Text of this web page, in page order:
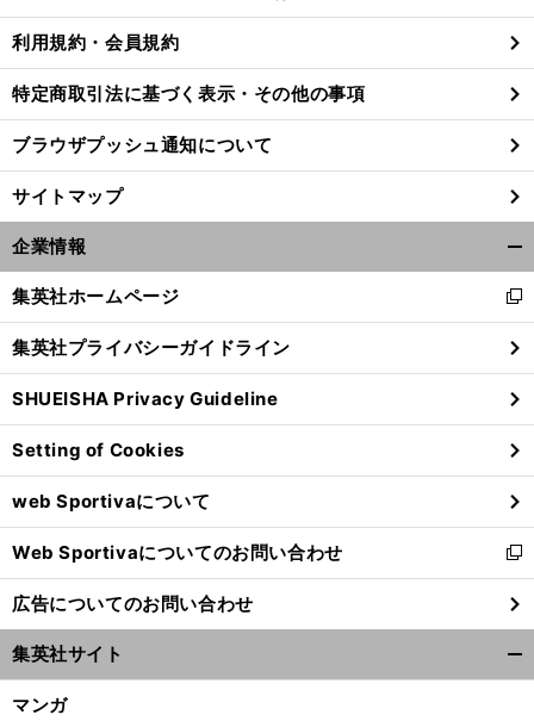
利用規約・会員規約
特定商取引法に基づく表示・その他の事項
ブラウザプッシュ通知について
サイトマップ
企業情報
閉
る
集英社ホームページ
新
し
い
ウ
ィ
ン
ド
ウ
で
開
く
集英社プライバシーガイドライン
SHUEISHA Privacy Guideline
Setting of Cookies
web Sportivaについて
Web Sportivaについてのお問い合わせ
新
し
い
ウ
ィ
ン
広告についてのお問い合わせ
集英社サイト
マンガ